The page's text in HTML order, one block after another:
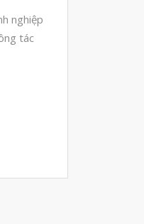
Tám 2026
nghiệp
tác